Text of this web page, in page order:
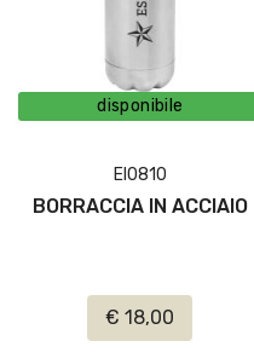
disponibile
EI0810
BORRACCIA IN ACCIAIO
€ 18,00